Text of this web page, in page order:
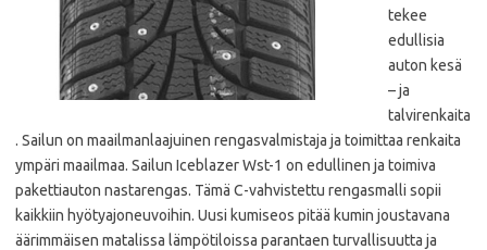
tekee
edullisia
auton kesä
– ja
talvirenkaita
. Sailun on maailmanlaajuinen rengasvalmistaja ja toimittaa renkaita
ympäri maailmaa. Sailun Iceblazer Wst-1 on edullinen ja toimiva
pakettiauton nastarengas. Tämä C-vahvistettu rengasmalli sopii
kaikkiin hyötyajoneuvoihin. Uusi kumiseos pitää kumin joustavana
äärimmäisen matalissa lämpötiloissa parantaen turvallisuutta ja